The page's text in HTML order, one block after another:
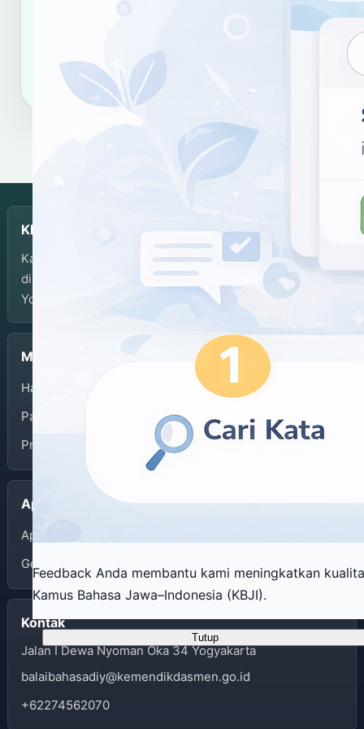
Feedback Anda membantu kami meningkatkan
Kamus Bahasa Jawa–Indonesia (KBJI).
Tutup
KBJI
Kamus Bahasa Jawa-Indonesia dikembangkan dan
dikelola oleh Balai Bahasa Provinsi Daerah Istimewa
Yogyakarta.
Menu
Halaman Depan
Panduan Penggunaan
Privacy Policy
Aplikasi
App Store
Google Play
Kontak
Jalan I Dewa Nyoman Oka 34 Yogyakarta
balaibahasadiy@kemendikdasmen.go.id
+62274562070